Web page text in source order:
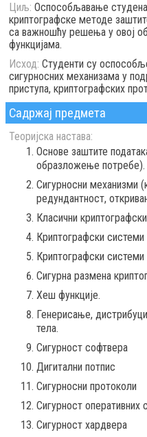
Циљ: Оспособљавање
криптографске методе
са важношћу решења у овој
функцијама.
Исход: Студенти су
сигурносних механизама у
приступа, криптографских
Садржај предмета
Теоријска настава:
Основе заштите
образложење потребе).
Сигурносни механизми
редундантност,
Класични
Криптографски
Криптографски
Сигурна размена
Хеш функције.
Генерисање,
тела.
Сигурност софтвера
Дигитални потпис
Сигурносни протоколи
Сигурност оперативних
Сигурност хардвера